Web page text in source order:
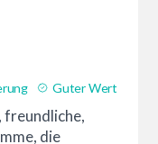
Guter Wert
freundliche,
die